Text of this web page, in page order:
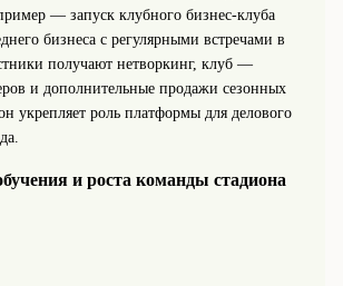
— запуск клубного бизнес-клуба
бизнеса с регулярными встречами в
получают нетворкинг, клуб —
и дополнительные продажи сезонных
укрепляет роль платформы для делового
и роста команды стадиона